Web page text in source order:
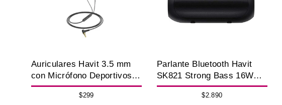
Auriculares Havit 3.5 mm
con Micrófono Deportivos
Livianos
$299
Parlante Bluetooth Havit
SK821 Strong Bass 16W
IPX5
$2.890